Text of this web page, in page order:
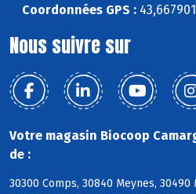
Coordonnées GPS :
Nous suivre sur
Votre magasin Biocoop
de :
30300 Comps, 30840 Meynes,